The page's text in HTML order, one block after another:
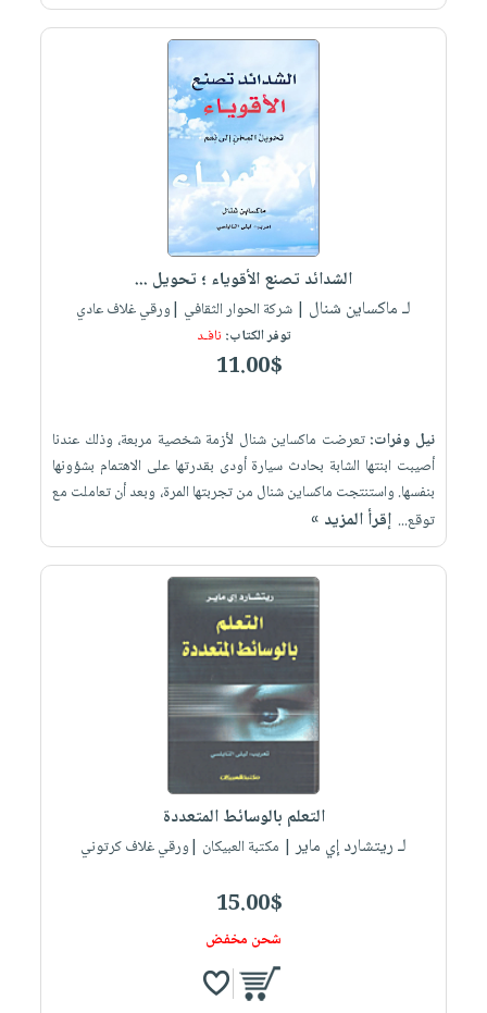
الشدائد تصنع الأقوياء ؛ تحويل ...
لـ ماكساين شنال | شركة الحوار الثقافي |ورقي غلاف عادي
توفر الكتاب: نافـد
11.00$
نيل وفرات:تعرضت ماكساين شنال لأزمة شخصية مربعة، وذلك عندنا
أصيبت ابنتها الشابة بحادث سيارة أودى بقدرتها على الاهتمام بشؤونها
بنفسها. واستنتجت ماكساين شنال من تجربتها المرة، وبعد أن تعاملت مع
توقع... إقرأ المزيد »
التعلم بالوسائط المتعددة
لـ ريتشارد إي ماير| مكتبة العبيكان |ورقي غلاف كرتوني
15.00$
شحن مخفض